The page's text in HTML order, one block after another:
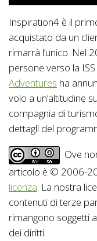
Inspiration4 è il
acquistato da un
rimarrà l’unico. Nel
persone verso la
Adventures ha
volo a un’altitudine
compagnia di
dettagli del
Ove
articolo è © 2006-
licenza. La nostra
contenuti di terze
rimangono soggetti
dei diritti.